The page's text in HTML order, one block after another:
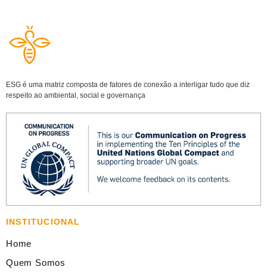
ESG é uma matriz composta de fatores de conexão a interligar tudo que diz
respeito ao ambiental, social e governança
INSTITUCIONAL
Home
Quem Somos